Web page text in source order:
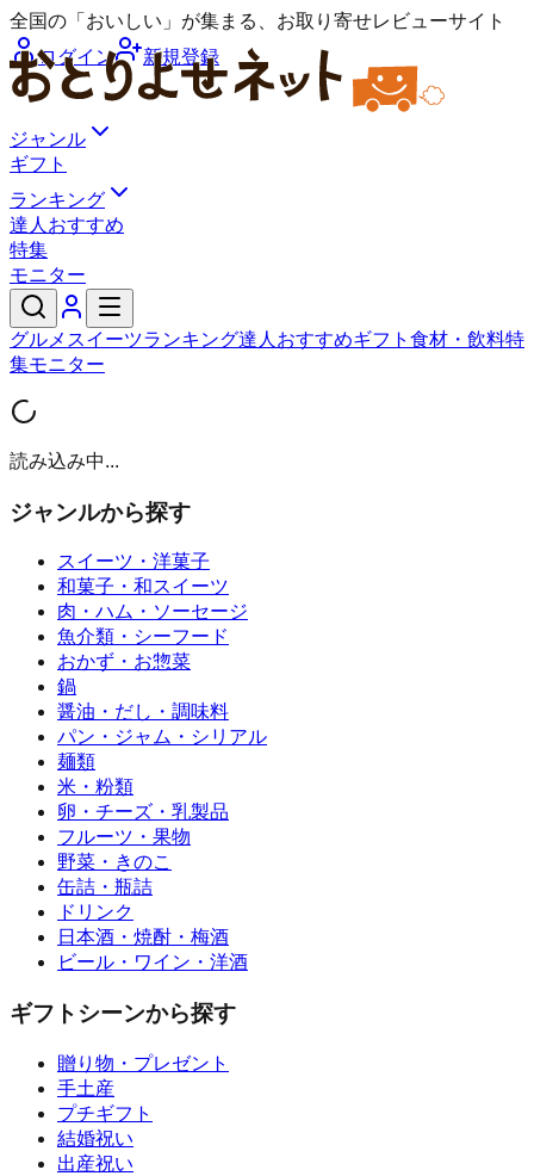
全国の「おいしい」が集まる、お取り寄せレビューサイト
ログイン
新規登録
ジャンル
ギフト
ランキング
達人おすすめ
特集
モニター
グルメ スイーツランキング達人おすすめギフト 食材・飲料特
集モニター
読み込み中...
ジャンルから探す
スイーツ・洋菓子
和菓子・和スイーツ
肉・ハム・ソーセージ
魚介類・シーフード
おかず・お惣菜
鍋
醤油・だし・調味料
パン・ジャム・シリアル
麺類
米・粉類
卵・チーズ・乳製品
フルーツ・果物
野菜・きのこ
缶詰・瓶詰
ドリンク
日本酒・焼酎・梅酒
ビール・ワイン・洋酒
ギフトシーンから探す
贈り物・プレゼント
手土産
プチギフト
結婚祝い
出産祝い